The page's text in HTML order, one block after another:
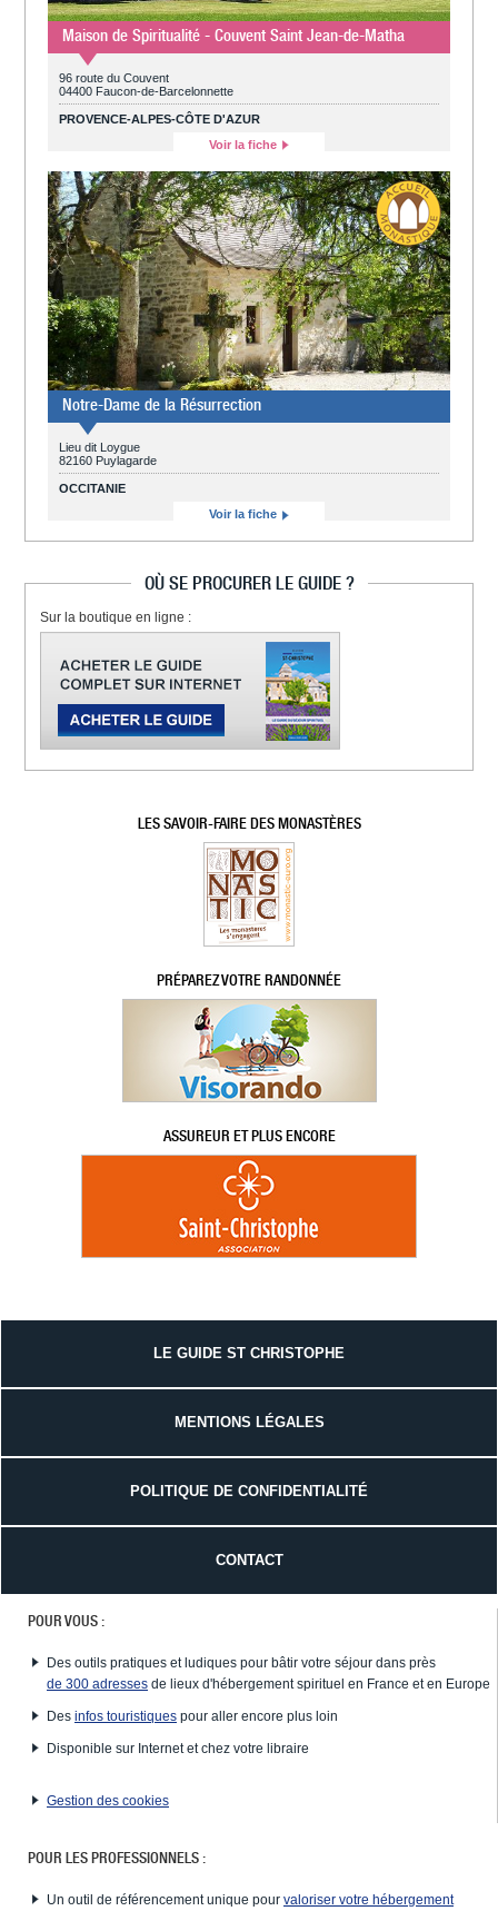
Maison de Spiritualité - Couvent Saint Jean-de-Matha
96 route du Couvent
04400 Faucon-de-Barcelonnette
PROVENCE-ALPES-CÔTE D'AZUR
Voir la fiche
Notre-Dame de la Résurrection
Lieu dit Loygue
82160 Puylagarde
OCCITANIE
Voir la fiche
OÙ SE PROCURER LE GUIDE ?
Sur la boutique en ligne :
LES SAVOIR-FAIRE DES MONASTÈRES
PRÉPAREZ VOTRE RANDONNÉE
ASSUREUR ET PLUS ENCORE
LE GUIDE ST CHRISTOPHE
MENTIONS LÉGALES
POLITIQUE DE CONFIDENTIALITÉ
CONTACT
POUR VOUS :
Des outils pratiques et ludiques pour bâtir votre séjour dans près
de 300 adresses de lieux d'hébergement spirituel en France et en Europe
Des infos touristiques pour aller encore plus loin
Disponible sur Internet et chez votre libraire
Gestion des cookies
POUR LES PROFESSIONNELS :
Un outil de référencement unique pour valoriser votre hébergement